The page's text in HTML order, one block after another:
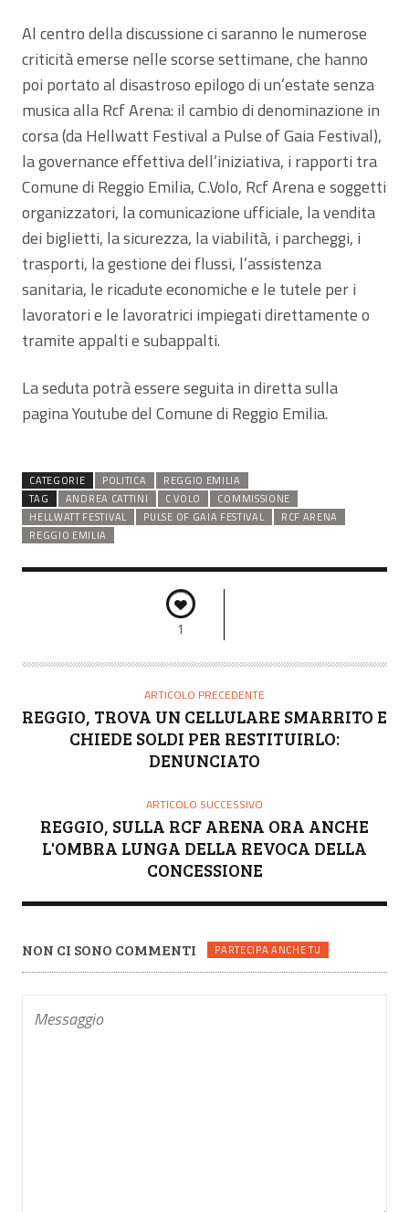
Al centro della discussione ci saranno le numerose
criticità emerse nelle scorse settimane, che hanno
poi portato al disastroso epilogo di un’estate senza
musica alla Rcf Arena: il cambio di denominazione in
corsa (da Hellwatt Festival a Pulse of Gaia Festival),
la governance effettiva dell’iniziativa, i rapporti tra
Comune di Reggio Emilia, C.Volo, Rcf Arena e soggetti
organizzatori, la comunicazione ufficiale, la vendita
dei biglietti, la sicurezza, la viabilità, i parcheggi, i
trasporti, la gestione dei flussi, l’assistenza
sanitaria, le ricadute economiche e le tutele per i
lavoratori e le lavoratrici impiegati direttamente o
tramite appalti e subappalti.
La seduta potrà essere seguita in diretta sulla
pagina Youtube del Comune di Reggio Emilia.
CATEGORIE POLITICA
REGGIO EMILIA
TAG
ANDREA CATTINI C.VOLO
COMMISSIONE
HELLWATT FESTIVAL
PULSE OF GAIA FESTIVAL
RCF ARENA
REGGIO EMILIA
1
ARTICOLO PRECEDENTE
REGGIO, TROVA UN CELLULARE SMARRITO E
CHIEDE SOLDI PER RESTITUIRLO:
DENUNCIATO
ARTICOLO SUCCESSIVO
REGGIO, SULLA RCF ARENA ORA ANCHE
L'OMBRA LUNGA DELLA REVOCA DELLA
CONCESSIONE
NON CI SONO COMMENTI PARTECIPA ANCHE TU